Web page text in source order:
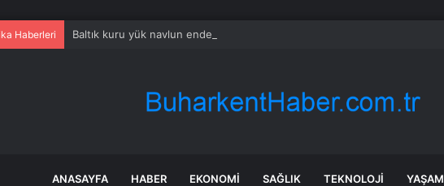
Haberleri Baltık kuru yük navlun endeksi iki ayın zirvesinde
ANASAYFA HABER EKONOMI SAĞLIK TEKNOLOJI YAŞAM